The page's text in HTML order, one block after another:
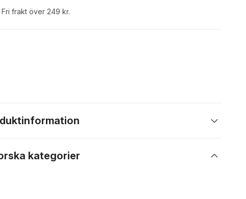
Fri frakt över 249 kr.
kategorier